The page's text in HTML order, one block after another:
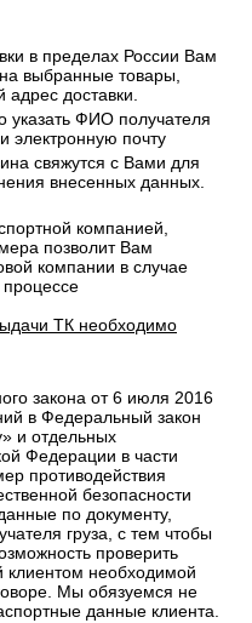
в пределах России Вам
выбранные товары,
адрес доставки.
ФИО получателя
электронную почту
свяжутся с Вами для
внесенных данных.
компанией,
позволит Вам
компании в случае
процессе
ТК необходимо
закона от 6 июля 2016
в Федеральный закон
и отдельных
Федерации в части
противодействия
безопасности
по документу,
груза, с тем чтобы
проверить
клиентом необходимой
Мы обязуемся не
данные клиента.